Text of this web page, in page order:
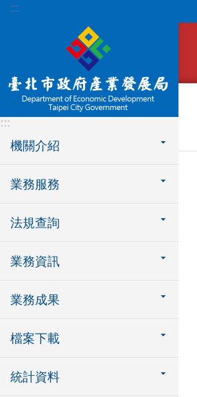
跳到主要內容區塊
:::
:::
機關介紹
業務服務
法規查詢
業務資訊
業務成果
檔案下載
統計資料